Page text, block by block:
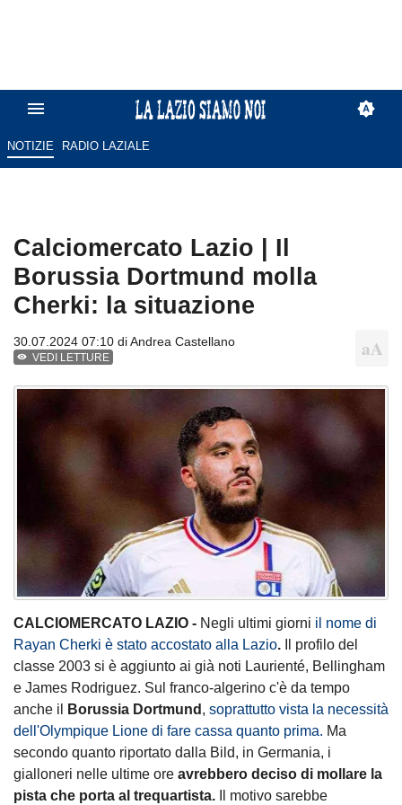
NOTIZIE RADIO LAZIALE
Calciomercato Lazio | Il
Borussia Dortmund molla
Cherki: la situazione
30.07.2024 07:10 diAndrea Castellano
VEDI LETTURE
CALCIOMERCATO LAZIO - Negli ultimi giorni il nome di
Rayan Cherki è stato accostato alla Lazio. Il profilo del
classe 2003 si è aggiunto ai già noti Laurienté, Bellingham
e James Rodriguez. Sul franco-algerino c'è da tempo
anche il
Borussia Dortmund , soprattutto vista la necessità
dell'Olympique Lione di fare cassa quanto prima. Ma
secondo quanto riportato dalla Bild, in Germania, i
gialloneri nelle ultime ore avrebbero deciso di mollare la
pista che porta al trequartista. Il motivo sarebbe